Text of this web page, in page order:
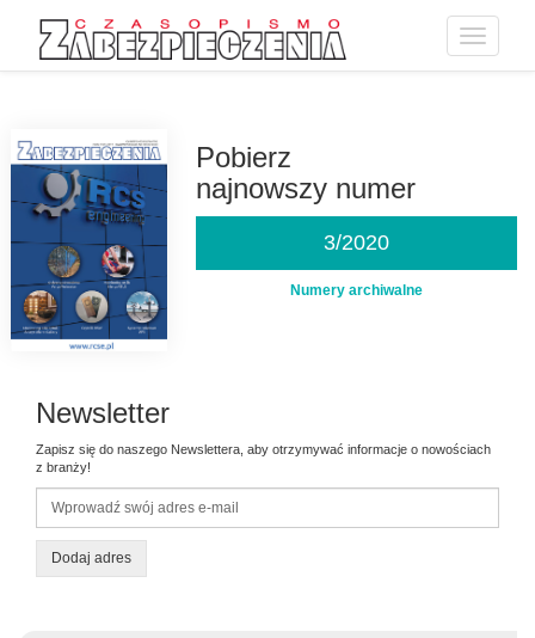
Toggle
Pobierz
najnowszy numer
3/2020
Numery archiwalne
Newsletter
Zapisz się do naszego Newslettera, aby otrzymywać informacje o nowościach
z branży!
Dodaj adres